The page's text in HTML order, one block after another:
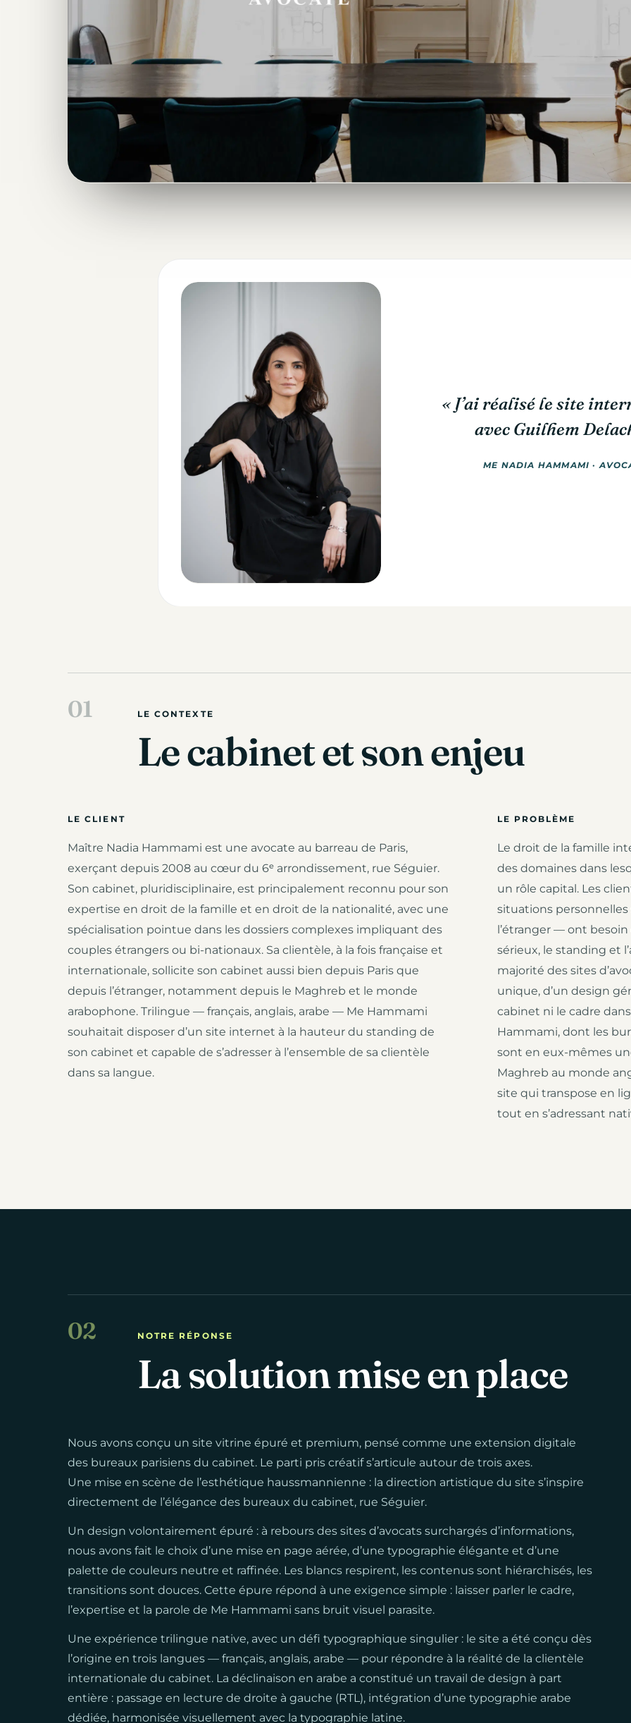
« J’ai réalisé le site
avec Guilhem
ME NADIA HAMMAMI ·
LE CONTEXTE
Le cabinet et son enjeu
LE CLIENT
Maître Nadia Hammami est une avocate au barreau de Paris,
exerçant depuis 2008 au cœur du 6ᵉ arrondissement, rue Séguier.
Son cabinet, pluridisciplinaire, est principalement reconnu pour son
expertise en droit de la famille et en droit de la nationalité, avec une
spécialisation pointue dans les dossiers complexes impliquant des
couples étrangers ou bi-nationaux. Sa clientèle, à la fois française et
internationale, sollicite son cabinet aussi bien depuis Paris que
depuis l’étranger, notamment depuis le Maghreb et le monde
arabophone. Trilingue — français, anglais, arabe — Me Hammami
souhaitait disposer d’un site internet à la hauteur du standing de
son cabinet et capable de s’adresser à l’ensemble de sa clientèle
dans sa langue.
LE PROBLÈME
Le droit de la famille
des domaines dans
un rôle capital. Les
situations personnelles
l’étranger — ont
sérieux, le standing et
majorité des sites
unique, d’un design
cabinet ni le cadre
Hammami, dont les
sont en eux-mêmes
Maghreb au monde
site qui transpose en
tout en s’adressant
NOTRE RÉPONSE
La solution mise en place
Nous avons conçu un site vitrine épuré et premium, pensé comme une extension digitale
des bureaux parisiens du cabinet. Le parti pris créatif s’articule autour de trois axes.
Une mise en scène de l’esthétique haussmannienne : la direction artistique du site s’inspire
directement de l’élégance des bureaux du cabinet, rue Séguier.
Un design volontairement épuré : à rebours des sites d’avocats surchargés d’informations,
nous avons fait le choix d’une mise en page aérée, d’une typographie élégante et d’une
palette de couleurs neutre et raffinée. Les blancs respirent, les contenus sont hiérarchisés, les
transitions sont douces. Cette épure répond à une exigence simple : laisser parler le cadre,
l’expertise et la parole de Me Hammami sans bruit visuel parasite.
Une expérience trilingue native, avec un défi typographique singulier : le site a été conçu dès
l’origine en trois langues — français, anglais, arabe — pour répondre à la réalité de la clientèle
internationale du cabinet. La déclinaison en arabe a constitué un travail de design à part
entière : passage en lecture de droite à gauche (RTL), intégration d’une typographie arabe
dédiée, harmonisée visuellement avec la typographie latine.